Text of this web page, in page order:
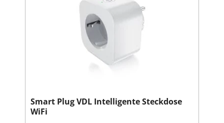
Smart Plug VDL Intelligente Steckdose
WiFi